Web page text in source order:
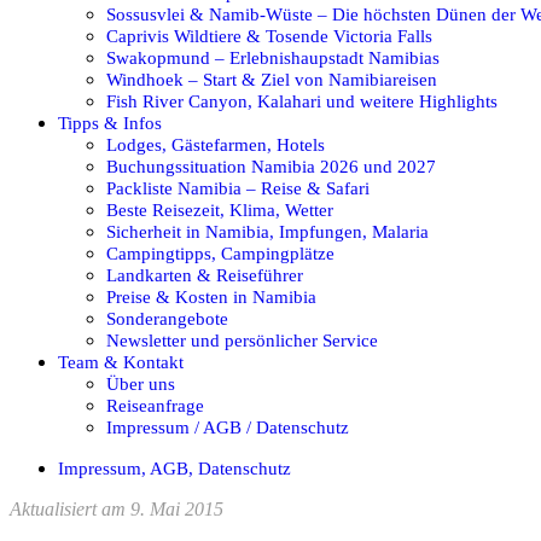
Sossusvlei & Namib-Wüste – Die höchsten Dünen der
Caprivis Wildtiere & Tosende Victoria Falls
Swakopmund – Erlebnishaupstadt Namibias
Windhoek – Start & Ziel von Namibiareisen
Fish River Canyon, Kalahari und weitere Highlights
Tipps & Infos
Lodges, Gästefarmen, Hotels
Buchungssituation Namibia 2026 und 2027
Packliste Namibia – Reise & Safari
Beste Reisezeit, Klima, Wetter
Sicherheit in Namibia, Impfungen, Malaria
Campingtipps, Campingplätze
Landkarten & Reiseführer
Preise & Kosten in Namibia
Sonderangebote
Newsletter und persönlicher Service
Team & Kontakt
Über uns
Reiseanfrage
Impressum / AGB / Datenschutz
Impressum, AGB, Datenschutz
Aktualisiert am 9. Mai 2015